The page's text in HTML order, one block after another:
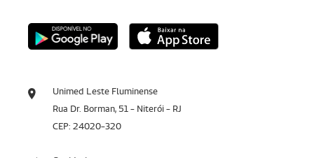
Unimed Leste Fluminense
Rua Dr. Borman, 51 - Niterói - RJ
CEP: 24020-320